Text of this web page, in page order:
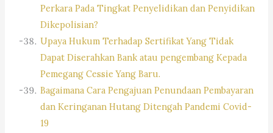
Perkara Pada Tingkat Penyelidikan dan Penyidikan
Dikepolisian?
Upaya Hukum Terhadap Sertifikat Yang Tidak
Dapat Diserahkan Bank atau pengembang Kepada
Pemegang Cessie Yang Baru.
Bagaimana Cara Pengajuan Penundaan Pembayaran
dan Keringanan Hutang Ditengah Pandemi Covid-
19